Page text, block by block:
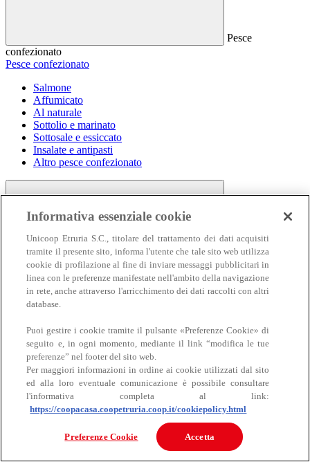
Pesce
confezionato
Pesce confezionato
Salmone
Affumicato
Al naturale
Sottolio e marinato
Sottosale e essiccato
Insalate e antipasti
Altro pesce confezionato
Carne
Carne
Bovino
Informativa essenziale cookie
Unicoop Etruria S.C., titolare del trattamento dei dati acquisiti
tramite il presente sito, informa l'utente che tale sito web utilizza
cookie di profilazione al fine di inviare messaggi pubblicitari in
linea con le preferenze manifestate nell'ambito della navigazione
in rete, anche attraverso l'arricchimento dei dati raccolti con altri
database.
Puoi gestire i cookie tramite il pulsante «Preferenze Cookie» di
seguito e, in ogni momento, mediante il link “modifica le tue
preferenze” nel footer del sito web.
Per maggiori informazioni in ordine ai cookie utilizzati dal sito
ed alla loro eventuale comunicazione è possibile consultare
l'informativa completa al link:
https://coopacasa.coopetruria.coop.it/cookiepolicy.html
Preferenze Cookie Accetta